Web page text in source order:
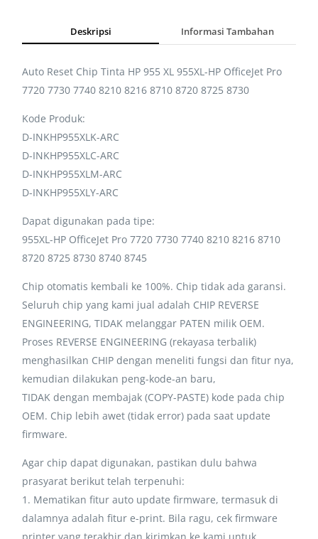
Deskripsi Informasi Tambahan
Auto Reset Chip Tinta HP 955 XL 955XL-HP OfficeJet Pro
7720 7730 7740 8210 8216 8710 8720 8725 8730
Kode Produk:
D-INKHP955XLK-ARC
D-INKHP955XLC-ARC
D-INKHP955XLM-ARC
D-INKHP955XLY-ARC
Dapat digunakan pada tipe:
955XL-HP OfficeJet Pro 7720 7730 7740 8210 8216 8710
8720 8725 8730 8740 8745
Chip otomatis kembali ke 100%. Chip tidak ada garansi.
Seluruh chip yang kami jual adalah CHIP REVERSE
ENGINEERING, TIDAK melanggar PATEN milik OEM.
Proses REVERSE ENGINEERING (rekayasa terbalik)
menghasilkan CHIP dengan meneliti fungsi dan fitur nya,
kemudian dilakukan peng-kode-an baru,
TIDAK dengan membajak (COPY-PASTE) kode pada chip
OEM. Chip lebih awet (tidak error) pada saat update
firmware.
Agar chip dapat digunakan, pastikan dulu bahwa
prasyarat berikut telah terpenuhi:
1. Mematikan fitur auto update firmware, termasuk di
dalamnya adalah fitur e-print. Bila ragu, cek firmware